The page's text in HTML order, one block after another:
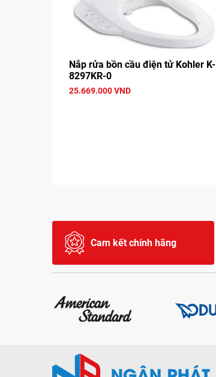
Nắp rửa bồn cầu điện tử Kohler K-
8297KR-0
25.669.000 VND
Cam kết chính hãng